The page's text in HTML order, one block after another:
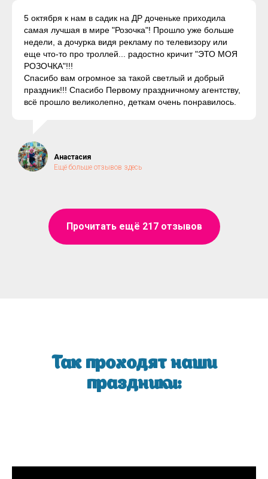
5 октября к нам в садик на ДР доченьке приходила
самая лучшая в мире "Розочка"! Прошло уже больше
недели, а дочурка видя рекламу по телевизору или
еще что-то про троллей... радостно кричит "ЭТО МОЯ
РОЗОЧКА"!!!
Спасибо вам огромное за такой светлый и добрый
праздник!!! Спасибо Первому праздничному агентству,
всё прошло великолепно, деткам очень понравилось.
Анастасия
Ещё больше отзывов здесь
Прочитать ещё 217 отзывов
Так проходят наши
праздники: